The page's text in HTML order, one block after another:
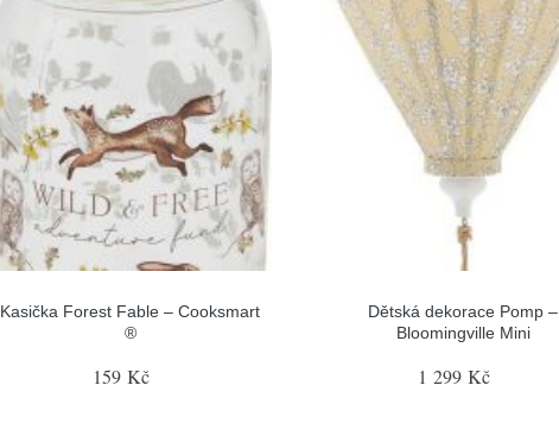
Kasička Forest Fable – Cooksmart
®
159 Kč
Dětská dekorace Pomp –
Bloomingville Mini
1 299 Kč